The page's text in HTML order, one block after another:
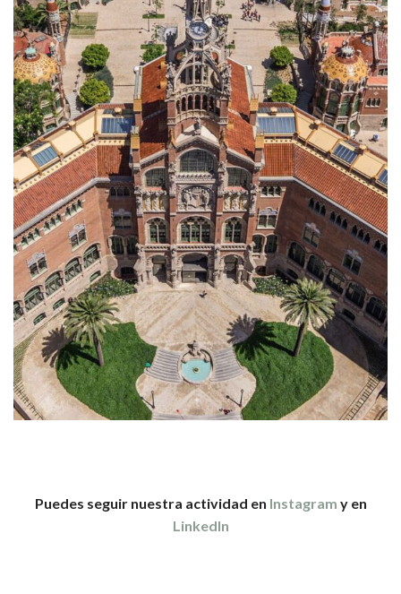
Puedes seguir nuestra actividad en Instagram y en
LinkedIn